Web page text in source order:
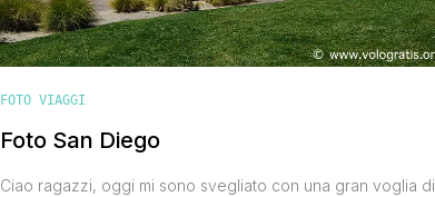
FOTO VIAGGI
Foto San Diego
Ciao ragazzi, oggi mi sono svegliato con una gran voglia di